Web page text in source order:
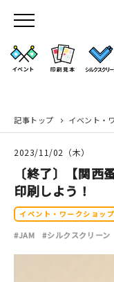
JAMのこと
お店/ワークスペース
記事トップ イベント・
2023/11/02（木）
〔終了〕【関西
印刷しよう！
イベント・ワークショップ
#JAM #シルクスクリーン